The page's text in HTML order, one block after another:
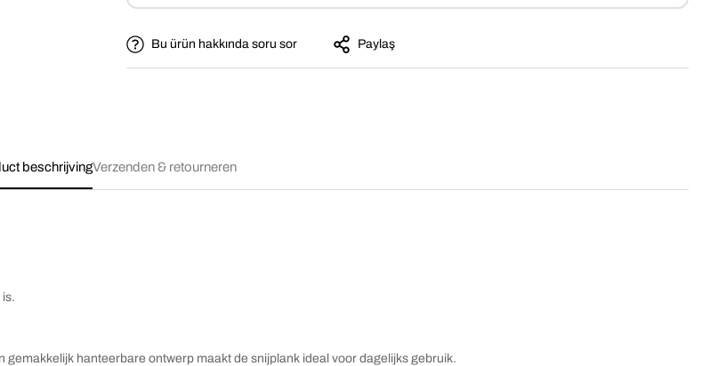
Bu ürün hakkında soru sor Paylaş
beschrijvingVerzenden & retourneren
hanteerbare ontwerp maakt de snijplank ideal voor dagelijks gebruik.